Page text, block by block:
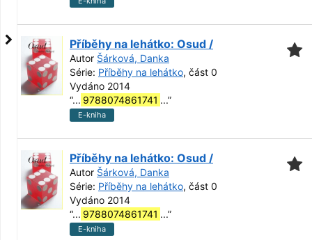
Příběhy na lehátko: Osud /
Autor Šárková, Danka
Série: Příběhy na lehátko, část 0
Vydáno 2014
“... 9788074861741 ...”
E-kniha
Příběhy na lehátko: Osud /
Autor Šárková, Danka
Série: Příběhy na lehátko, část 0
Vydáno 2014
“... 9788074861741 ...”
E-kniha